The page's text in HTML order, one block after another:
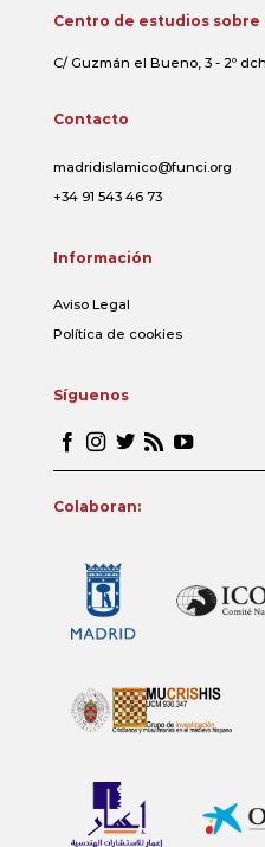
Centro de estudios sobre
C/ Guzmán el Bueno, 3 - 2º
Contacto
madridislamico@funci.org
+34 91 543 46 73
Información
Aviso Legal
Política de cookies
Síguenos
Colaboran: